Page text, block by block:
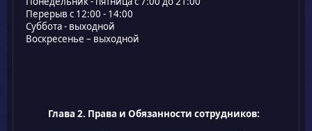
Перерыв с 12:00 - 14:00
Cуббота - выходной
Воскресенье – выходной
Глава 2. Права и Обязанности сотрудников: